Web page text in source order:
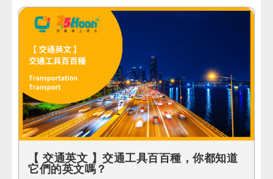
【 交通英文 】交通工具百百種，你都知道
它們的英文嗎？